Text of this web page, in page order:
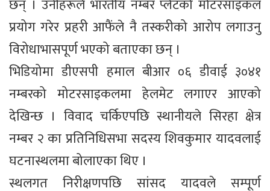
छन् । उनीहरूले भारतीय नम्बर प्लेटको मोटरसाइकल
प्रयोग गरेर प्रहरी आफैंले नै तस्करीको आरोप लगाउनु
विरोधाभासपूर्ण भएको बताएका छन् ।
भिडियोमा डीएसपी हमाल बीआर ०६ डीवाई ३०४१
नम्बरको मोटरसाइकलमा हेलमेट लगाएर आएको
देखिन्छ । विवाद चर्किएपछि स्थानीयले सिरहा क्षेत्र
नम्बर २ का प्रतिनिधिसभा सदस्य शिवकुमार यादवलाई
घटनास्थलमा बोलाएका थिए ।
स्थलगत निरीक्षणपछि सांसद यादवले सम्पूर्ण